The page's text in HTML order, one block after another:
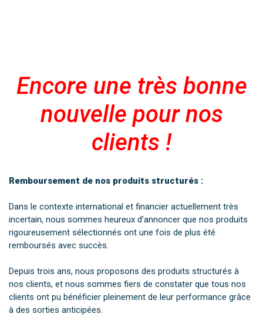
Encore une très bonne
nouvelle pour nos
clients !
Remboursement de nos produits structurés :
Dans le contexte international et financier actuellement très
incertain, nous sommes heureux d’annoncer que nos produits
rigoureusement sélectionnés ont une fois de plus été
remboursés avec succès.
Depuis trois ans, nous proposons des produits structurés à
nos clients, et nous sommes fiers de constater que tous nos
clients ont pu bénéficier pleinement de leur performance grâce
à des sorties anticipées.